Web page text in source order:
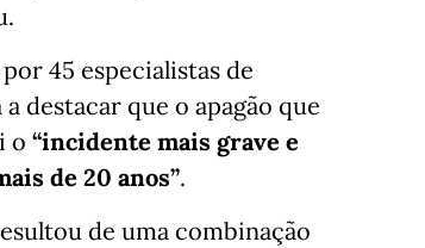
45 especialistas de
destacar que o apagão que
o “incidente mais grave e
de 20 anos”.
de uma combinação